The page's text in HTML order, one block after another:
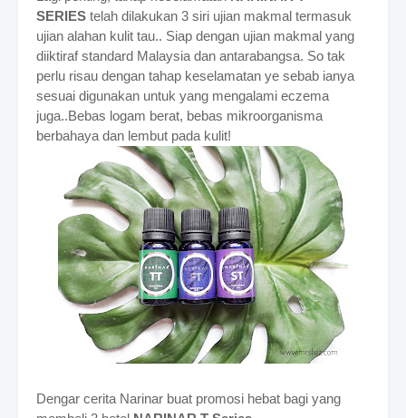
SERIES telah dilakukan 3 siri ujian makmal termasuk
ujian alahan kulit tau.. Siap dengan ujian makmal yang
diiktiraf standard Malaysia dan antarabangsa. So tak
perlu risau dengan tahap keselamatan ye sebab ianya
sesuai digunakan untuk yang mengalami eczema
juga..Bebas logam berat, bebas mikroorganisma
berbahaya dan lembut pada kulit!
Dengar cerita Narinar buat promosi hebat bagi yang